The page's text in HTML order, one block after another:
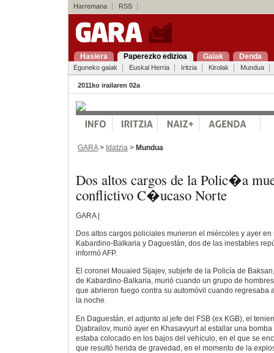
Harremana RSS
Hasiera Paperezko edizioa Gaiak Denda
Eguneko gaiak Euskal Herria Iritzia Kirolak Mundua
2011ko irailaren 02a
GARA> Idatzia > Mundua
Dos altos cargos de la Polic�a
conflictivo C�ucaso Norte
GARA |
Dos altos cargos policiales murieron el miércoles y ayer
Kabardino-Balkaria y Daguestán, dos de las inestables
informó AFP.
El coronel Mouaied Sijajev, subjefe de la Policía de
de Kabardino-Balkaria, murió cuando un grupo de
que abrieron fuego contra su automóvil cuando regresaba
la noche.
En Daguestán, el adjunto al jefe del FSB (ex KGB), el
Djabrailov, murió ayer en Khasavyurt al estallar una
estaba colocado en los bajos del vehículo, en el que se
que resultó herida de gravedad, en el momento de la